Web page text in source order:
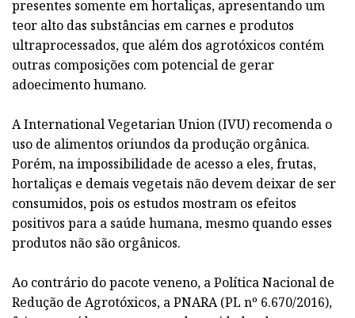
presentes somente em hortaliças, apresentando um
teor alto das substâncias em carnes e produtos
ultraprocessados, que além dos agrotóxicos contém
outras composições com potencial de gerar
adoecimento humano.
A International Vegetarian Union (IVU) recomenda o
uso de alimentos oriundos da produção orgânica.
Porém, na impossibilidade de acesso a eles, frutas,
hortaliças e demais vegetais não devem deixar de ser
consumidos, pois os estudos mostram os efeitos
positivos para a saúde humana, mesmo quando esses
produtos não são orgânicos.
Ao contrário do pacote veneno, a Política Nacional de
Redução de Agrotóxicos, a PNARA (PL nº 6.670/2016),